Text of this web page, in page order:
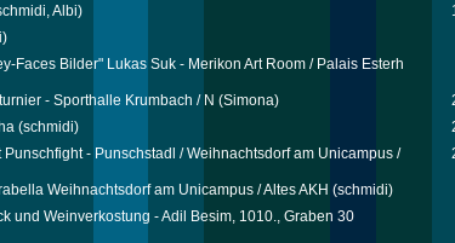
Albi)
Faces Bilder" Lukas Suk - Merikon Art Room / Palais Esterh
- Sporthalle Krumbach / N (Simona)
(schmidi)
Punschfight - Punschstadl / Weihnachtsdorf am Unicampus /
Weihnachtsdorf am Unicampus / Altes AKH (schmidi)
und Weinverkostung - Adil Besim, 1010., Graben 30